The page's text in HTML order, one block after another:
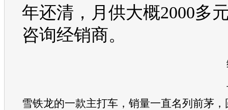
年还清，月供大概2000多
咨询经销商。
编
雪铁龙的一款主打车，销量一直名列前茅